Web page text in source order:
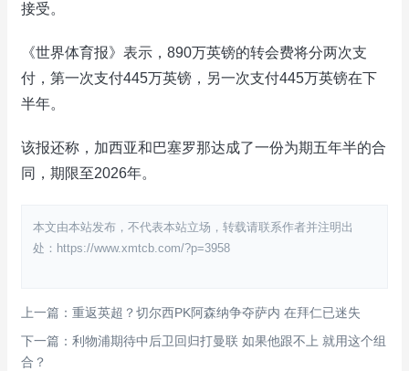
接受。
《世界体育报》表示，890万英镑的转会费将分两次支
付，第一次支付445万英镑，另一次支付445万英镑在下
半年。
该报还称，加西亚和巴塞罗那达成了一份为期五年半的合
同，期限至2026年。
本文由本站发布，不代表本站立场，转载请联系作者并注明出
处：https://www.xmtcb.com/?p=3958
上一篇：重返英超？切尔西PK阿森纳争夺萨内 在拜仁已迷失
下一篇：利物浦期待中后卫回归打曼联 如果他跟不上 就用这个组
合？